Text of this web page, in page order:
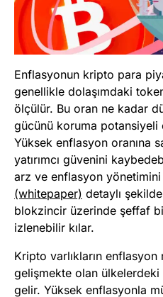
Enflasyonun kripto para
genellikle dolaşımdaki token
ölçülür. Bu oran ne kadar
gücünü koruma
Yüksek enflasyon oranına
yatırımcı güvenini
arz ve enflasyon yönetimini
(whitepaper) detaylı
blokzincir üzerinde şeffaf
izlenebilir kılar.
Kripto varlıkların
gelişmekte olan ülkelerdeki
gelir. Yüksek enflasyonla